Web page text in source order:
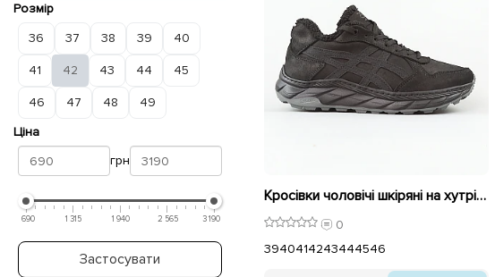
Розмір
36
37 38 39 40
41 42 43 44 45
46 47 48
49
Ціна
грн
690 1 315 1 940 2 565 3 190
Застосувати
Кросівки чоловічі шкіряні на хутрі 596112 Чорні
0
3940414243444546